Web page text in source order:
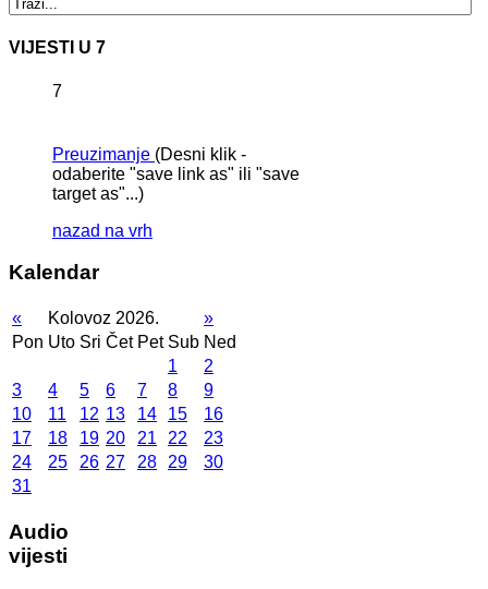
VIJESTI U 7
7
Preuzimanje (Desni klik -
odaberite "save link as" ili "save
target as"...)
nazad na vrh
Kalendar
« Kolovoz 2026.
»
Pon Uto Sri Čet Pet Sub Ned
1
2
3
4 5 6 7 8
9
10
11 12 13 14 15
16
17
18 19 20 21 22
23
24
25 26 27 28 29
30
31
Audio
vijesti